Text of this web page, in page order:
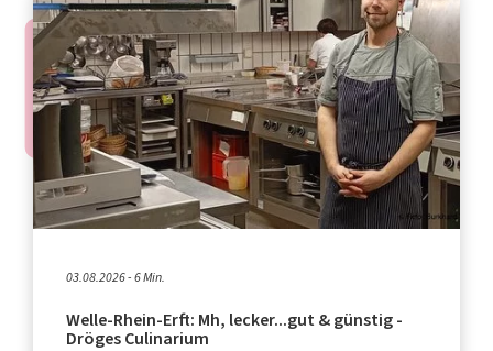
03.08.2026 - 6 Min.
Welle-Rhein-Erft: Mh, lecker...gut & günstig -
Dröges Culinarium